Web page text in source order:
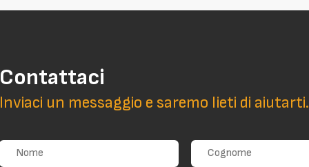
Contattaci
Inviaci un messaggio e saremo lieti di aiutarti.